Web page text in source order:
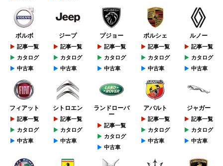
ボルボ
記事一覧
カタログ
中古車
ジープ
記事一覧
カタログ
中古車
プジョー
記事一覧
カタログ
中古車
ポルシェ
記事一覧
カタログ
中古車
ルノー
記事一覧
カタログ
中古車
フィアット
記事一覧
カタログ
中古車
シトロエン
記事一覧
カタログ
中古車
ランドローバ
ー
記事一覧
カタログ
中古車
アバルト
記事一覧
カタログ
中古車
ジャガー
記事一覧
カタログ
中古車